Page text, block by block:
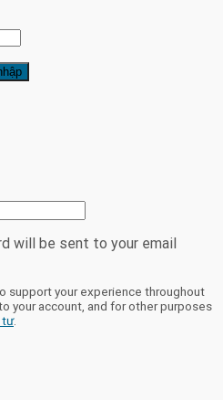
will be sent to your email
support your experience throughout
your account, and for other purposes
tư.